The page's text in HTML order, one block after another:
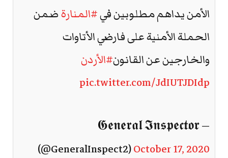
الأمن يداهم مطلوبين في#المنارةضمن
الحملة الأمنية على فارضي الأتاوات
والخارجين عن القانون#الأردن
pic.twitter.com/JdIUTJDIdp
— 𝕲𝖊𝖓𝖊𝖗𝖆𝖑 𝕴𝖓𝖘𝖕𝖊𝖈𝖙𝖔𝖗
(@GeneralInspect2)October 17, 2020